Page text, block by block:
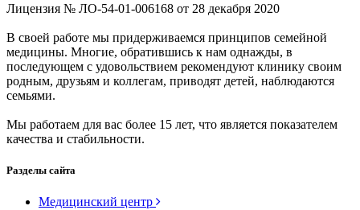
Лицензия № ЛО-54-01-006168 от 28 декабря 2020
В своей работе мы придерживаемся принципов семейной
медицины. Многие, обратившись к нам однажды, в
последующем с удовольствием рекомендуют клинику своим
родным, друзьям и коллегам, приводят детей, наблюдаются
семьями.
Мы работаем для вас более 15 лет, что является показателем
качества и стабильности.
Разделы сайта
Медицинский центр